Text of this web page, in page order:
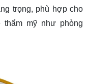
trọng, phù hợp cho
mỹ như phòng